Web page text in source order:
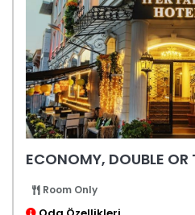
ECONOMY, DOUBLE OR
Room Only